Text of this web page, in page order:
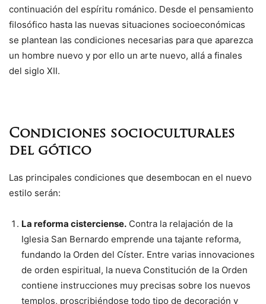
continuación del espíritu románico. Desde el pensamiento
filosófico hasta las nuevas situaciones socioeconómicas
se plantean las condiciones necesarias para que aparezca
un hombre nuevo y por ello un arte nuevo, allá a finales
del siglo XII.
Condiciones socioculturales
del gótico
Las principales condiciones que desembocan en el nuevo
estilo serán:
La reforma cisterciense. Contra la relajación de la
Iglesia San Bernardo emprende una tajante reforma,
fundando la Orden del Císter. Entre varias innovaciones
de orden espiritual, la nueva Constitución de la Orden
contiene instrucciones muy precisas sobre los nuevos
templos, proscribiéndose todo tipo de decoración y